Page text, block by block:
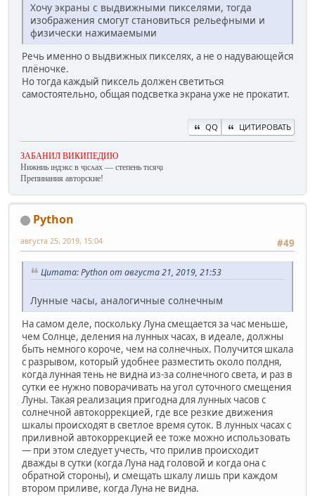
Хочу экраны с выдвижными пикселями, тогда
изображения смогут становиться рельефными и
физически нажимаемыми
Речь именно о выдвижных пикселях, а не о надувающейся
плёночке.
Но тогда каждый пиксель должен светиться
самостоятельно, общая подсветка экрана уже не прокатит.
QQ ЦИТИРОВАТЬ
ЗАБАНИЛ ВИКИПЕДИЮ
Нижниь ıндэкс в ҷıсʌах — степень тıсяҷı
Препинания авторские!
Python
#49
августа 25, 2019, 15:04
Цитата: Python от августа 21, 2019, 21:53
Лунные часы, аналогичные солнечным
На самом деле, поскольку Луна смещается за час меньше,
чем Солнце, деления на лунных часах, в идеале, должны
быть немного короче, чем на солнечных. Получится шкала
с разрывом, который удобнее разместить около полдня,
когда лунная тень не видна из-за солнечного света, и раз в
сутки ее нужно поворачивать на угол суточного смещения
Луны. Такая реализация пригодна для лунных часов с
солнечной автокоррекцией, где все резкие движения
шкалы происходят в светлое время суток. В лунных часах с
приливной автокоррекцией ее тоже можно использовать
— при этом следует учесть, что прилив происходит
дважды в сутки (когда Луна над головой и когда она с
обратной стороны), и смещать шкалу лишь при каждом
втором приливе, когда Луна не видна.